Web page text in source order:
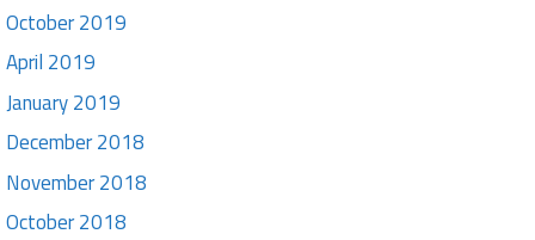
October 2019
April 2019
January 2019
December 2018
November 2018
October 2018